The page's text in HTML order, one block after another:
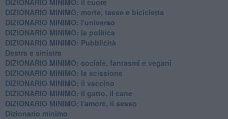
DIZIONARIO MINIMO: morte, tasse e bicicletta
DIZIONARIO MINIMO: l'universo
DIZIONARIO MINIMO: la politica
DIZIONARIO MINIMO: Pubblicità
Destra e sinistra
DIZIONARIO MINIMO: sociale, fantasmi e vegani
DIZIONARIO MINIMO: la scissione
DIZIONARIO MINIMO: il vaccino
DIZIONARIO MINIMO: il gatto, il cane
DIZIONARIO MINIMO: l'amore, il sesso
Dizionario minimo